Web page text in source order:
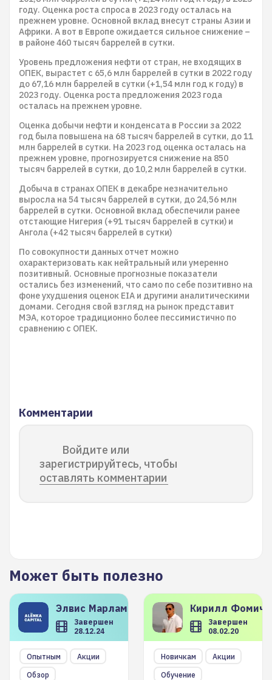
году. Оценка роста спроса в 2023 году осталась на
прежнем уровне. Основной вклад внесут страны Азии и
Африки. А вот в Европе ожидается сильное снижение –
в районе 460 тысяч баррелей в сутки.
Уровень предложения нефти от стран, не входящих в
ОПЕК, вырастет с 65,6 млн баррелей в сутки в 2022 году
до 67,16 млн баррелей в сутки (+1,54 млн год к году) в
2023 году. Оценка роста предложения 2023 года
осталась на прежнем уровне.
Оценка добычи нефти и конденсата в России за 2022
год была повышена на 68 тысяч баррелей в сутки, до 11
млн баррелей в сутки. На 2023 год оценка осталась на
прежнем уровне, прогнозируется снижение на 850
тысяч баррелей в сутки, до 10,2 млн баррелей в сутки.
Добыча в странах ОПЕК в декабре незначительно
выросла на 54 тысяч баррелей в сутки, до 24,56 млн
баррелей в сутки. Основной вклад обеспечили ранее
отстающие Нигерия (+91 тысяч баррелей в сутки) и
Ангола (+42 тысяч баррелей в сутки)
По совокупности данных отчет можно
охарактеризовать как нейтральный или умеренно
позитивный. Основные прогнозные показатели
остались без изменений, что само по себе позитивно на
фоне ухудшения оценок EIA и другими аналитическими
домами. Сегодня свой взгляд на рынок представит
МЭА, которое традиционно более пессимистично по
сравнению с ОПЕК.
Комментарии
Войдите или
зарегистрируйтесь, чтобы
оставлять комментарии
Может быть полезно
Элвис Марламов
Завершен
28.12.24
Опытным
Акции
Обзор
Кирилл
Завершен
08.02.20
Новичкам
Акции
Обучение